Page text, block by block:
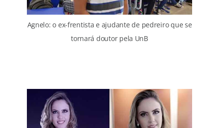
Agnelo: o ex-frentista e ajudante de pedreiro que se
tornará doutor pela UnB